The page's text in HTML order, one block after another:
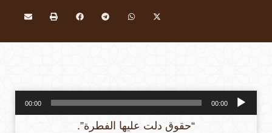
مشغل
الصوت
00:00
00:00
“حقوق دلت عليها الفطرة”.